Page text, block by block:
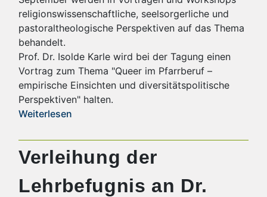
religionswissenschaftliche, seelsorgerliche und
pastoraltheologische Perspektiven auf das Thema
behandelt.
Prof. Dr. Isolde Karle wird bei der Tagung einen
Vortrag zum Thema "Queer im Pfarrberuf –
empirische Einsichten und diversitätspolitische
Perspektiven" halten.
Weiterlesen
Verleihung der
Lehrbefugnis an Dr.